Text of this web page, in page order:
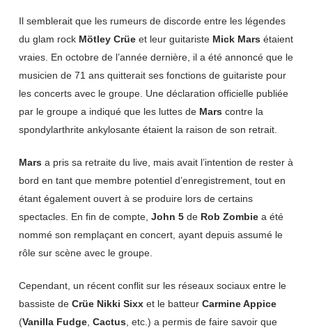
Il semblerait que les rumeurs de discorde entre les légendes
du glam rock Mötley Crüeet leur guitariste Mick Mars étaient
vraies. En octobre de l’année dernière, il a été annoncé que le
musicien de 71 ans quitterait ses fonctions de guitariste pour
les concerts avec le groupe. Une déclaration officielle publiée
par le groupe a indiqué que les luttes de Mars contre la
spondylarthrite ankylosante étaient la raison de son retrait.
Mars a pris sa retraite du live, mais avait l’intention de rester à
bord en tant que membre potentiel d’enregistrement, tout en
étant également ouvert à se produire lors de certains
spectacles. En fin de compte, John 5de Rob Zombiea été
nommé son remplaçant en concert, ayant depuis assumé le
rôle sur scène avec le groupe.
Cependant, un récent conflit sur les réseaux sociaux entre le
bassiste de Crüe Nikki Sixxet le batteur Carmine Appice
(Vanilla Fudge, Cactus , etc.) a permis de faire savoir que